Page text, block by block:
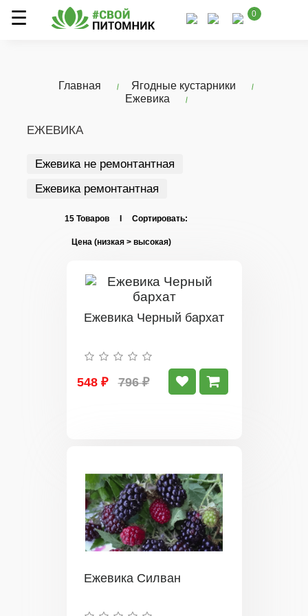
0
Главная
Ягодные кустарники
Ежевика
ЕЖЕВИКА
Ежевика не ремонтантная
Ежевика ремонтантная
15 Товаров I Сортировать:
Ежевика Черный бархат
548 ₽ 796 ₽
Ежевика Силван